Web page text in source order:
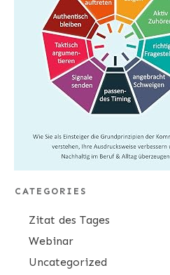
CATEGORIES
Zitat des Tages
Webinar
Uncategorized